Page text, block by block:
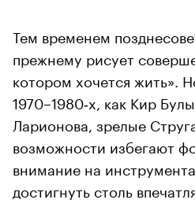
Тем временем
прежнему рисует
котором хочется жить».
1970–1980‑х, как Кир
Ларионова, зрелые
возможности избегают
внимание на
достигнуть столь